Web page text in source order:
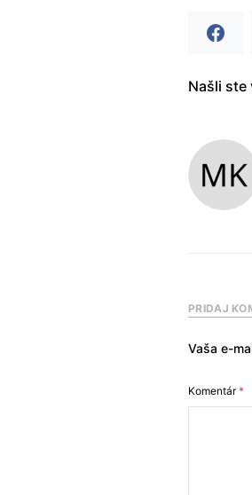
Našli ste
PRIDAJ
Vaša e-
Komentár*